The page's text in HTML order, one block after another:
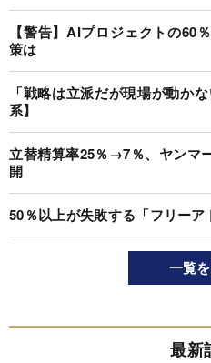
【警告】AIプロジェクトの60
策は
「戦略は立派だが現場が動か
系】
立替精算率25％→7％、ヤンマ
開
50％以上が失敗する「フリー
一覧
最新